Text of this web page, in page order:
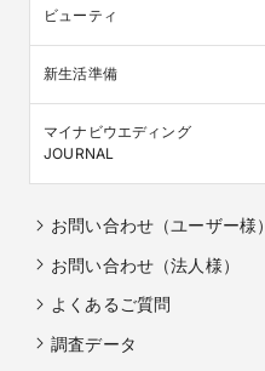
ビューティ
新生活準備
マイナビウエディング
JOURNAL
お問い合わせ（ユーザー様）
お問い合わせ（法人様）
よくあるご質問
調査データ